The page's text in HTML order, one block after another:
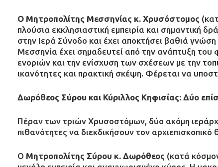
Ο Μητροπολίτης Μεσσηνίας κ. Χρυσόστομος
πλούσια εκκλησιαστική εμπειρία και σημαντική
στην Ιερά Σύνοδο και έχει αποκτήσει βαθιά
Μεσσηνία έχει σημαδευτεί από την ανάπτυξη
ενοριών και την ενίσχυση των σχέσεων με την
ικανότητες και πρακτική σκέψη. Φέρεται να
Δωρόθεος Σύρου και Κύριλλος Κηφισίας: Δύο
Πέραν των τριών Χρυσοστόμων, δύο ακόμη
πιθανότητες να διεκδικήσουν τον αρχιεπισκοπικό
Ο Μητροπολίτης Σύρου κ. Δωρόθεος (κατά